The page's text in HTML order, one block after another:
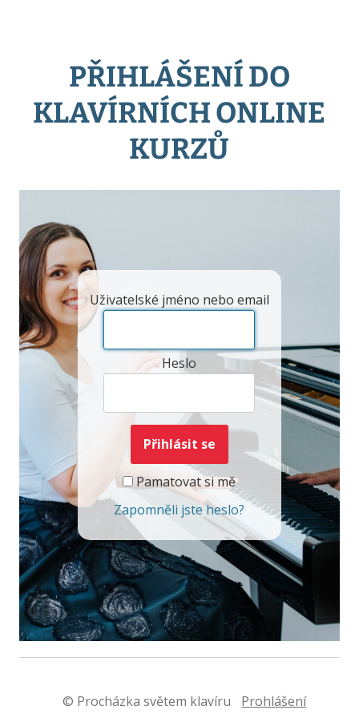
PŘIHLÁŠENÍ DO
KLAVÍRNÍCH ONLINE
KURZŮ
Uživatelské jméno nebo email
Heslo
Pamatovat si mě
Zapomněli jste heslo?
© Procházka světem klavíru Prohlášení